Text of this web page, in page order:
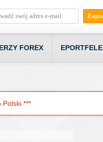
FOREX EPORTFELE
Polski ***